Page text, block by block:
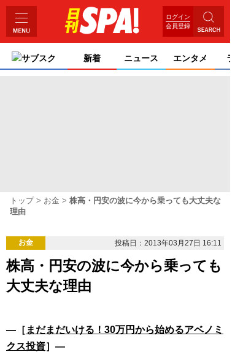
ログイン
会員登録
サブスク 新着 ニュース エンタメ ライ
トップ お金
株高・円安の波に今から乗っても大丈夫な
理由
お金 投稿日：2013年03月27日 16:11
株高・円安の波に今から乗っても
大丈夫な理由
―［ まだまだいける！30万円から始めるアベノミ
クス投資］―